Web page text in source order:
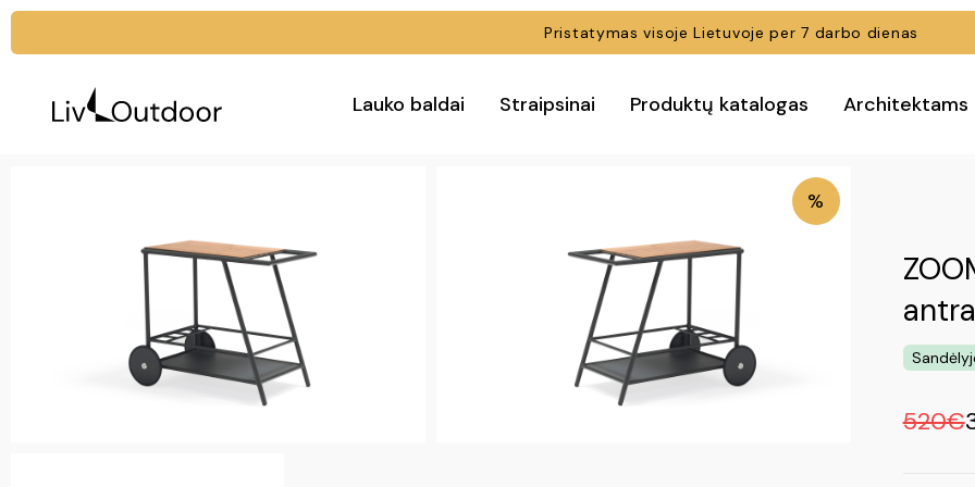
Pristatymas visoje Lietuvoje per 7 darbo dienas
Lauko baldai Straipsinai Produktų katalogas Architektams
%
520€